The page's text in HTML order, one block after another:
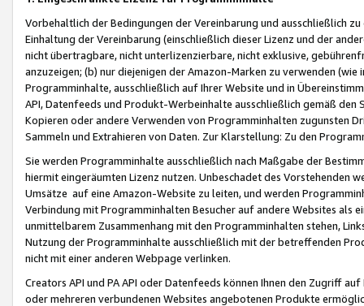
Vorbehaltlich der Bedingungen der Vereinbarung und ausschließlich
Einhaltung der Vereinbarung (einschließlich dieser Lizenz und der
nicht übertragbare, nicht unterlizenzierbare, nicht exklusive,
anzuzeigen; (b) nur diejenigen der Amazon-Marken zu verwenden
Programminhalte, ausschließlich auf Ihrer Website und in
API, Datenfeeds und Produkt-Werbeinhalte ausschließlich gemäß
Kopieren oder andere Verwenden von Programminhalten zugunsten
Sammeln und Extrahieren von Daten. Zur Klarstellung: Zu den
Sie werden Programminhalte ausschließlich nach Maßgabe der
hiermit eingeräumten Lizenz nutzen. Unbeschadet des Vorstehenden
Umsätze auf eine Amazon-Website zu leiten, und werden
Verbindung mit Programminhalten Besucher auf andere Websites als
unmittelbarem Zusammenhang mit den Programminhalten stehen,
Nutzung der Programminhalte ausschließlich mit der betreffenden
nicht mit einer anderen Webpage verlinken.
Creators API und PA API oder Datenfeeds können Ihnen den Zugriff
oder mehreren verbundenen Websites angebotenen Produkte